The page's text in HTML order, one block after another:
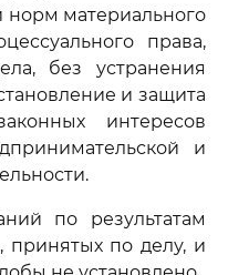
материального
права,
без устранения
и защита
интересов
и
по результатам
принятых по делу, и